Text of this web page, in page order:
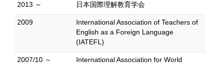
2013 ～
日本国際理解教育学会
2009
International Association of Teachers of
English as a Foreign Language
(IATEFL)
2007/10 ～
International Association for World